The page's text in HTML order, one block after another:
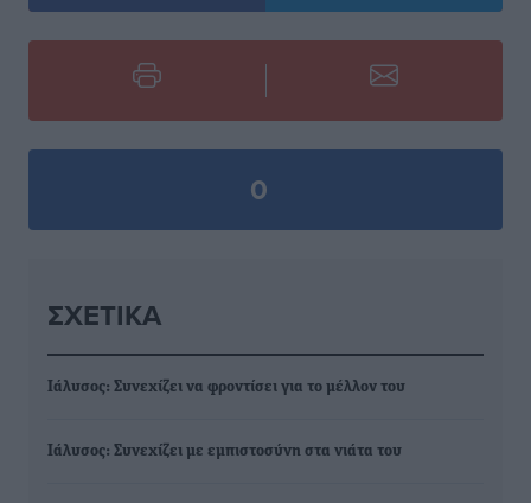
0
ΣΧΕΤΙΚΆ
Ιάλυσος: Συνεχίζει να φροντίσει για το μέλλον του
Ιάλυσος: Συνεχίζει με εμπιστοσύνη στα νιάτα του